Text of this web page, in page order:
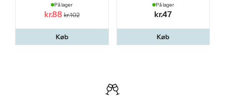
På lager
kr.88 kr.102
Køb
På lager
kr.47
Køb